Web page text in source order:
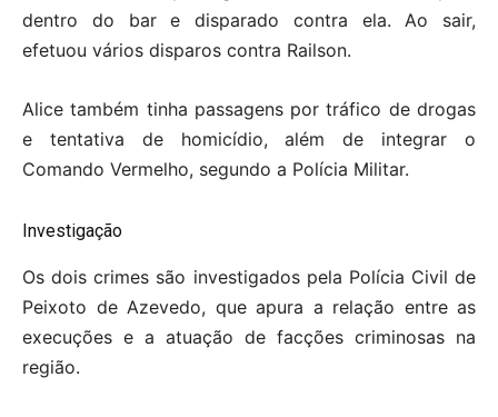
dentro do bar e disparado contra ela. Ao sair,
efetuou vários disparos contra Railson.
Alice também tinha passagens por tráfico de drogas
e tentativa de homicídio, além de integrar o
Comando Vermelho, segundo a Polícia Militar.
Investigação
Os dois crimes são investigados pela Polícia Civil de
Peixoto de Azevedo, que apura a relação entre as
execuções e a atuação de facções criminosas na
região.